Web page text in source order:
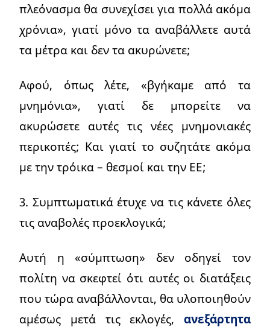
πλεόνασμα θα συνεχίσει για πολλά ακόμα
χρόνια», γιατί μόνο τα αναβάλλετε αυτά
τα μέτρα και δεν τα ακυρώνετε;
Αφού, όπως λέτε, «βγήκαμε από τα
μνημόνια», γιατί δε μπορείτε να
ακυρώσετε αυτές τις νέες μνημονιακές
περικοπές; Και γιατί το συζητάτε ακόμα
με την τρόικα – θεσμοί και την ΕΕ;
3. Συμπτωματικά έτυχε να τις κάνετε όλες
τις αναβολές προεκλογικά;
Αυτή η «σύμπτωση» δεν οδηγεί τον
πολίτη να σκεφτεί ότι αυτές οι διατάξεις
που τώρα αναβάλλονται, θα υλοποιηθούν
αμέσως μετά τις εκλογές, ανεξάρτητα